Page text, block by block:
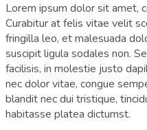
Lorem ipsum dolor sit amet,
Curabitur at felis vitae velit
fringilla leo, et malesuada
suscipit ligula sodales non.
facilisis, in molestie justo
nec dolor vitae, congue
blandit nec dui tristique,
habitasse platea dictumst.